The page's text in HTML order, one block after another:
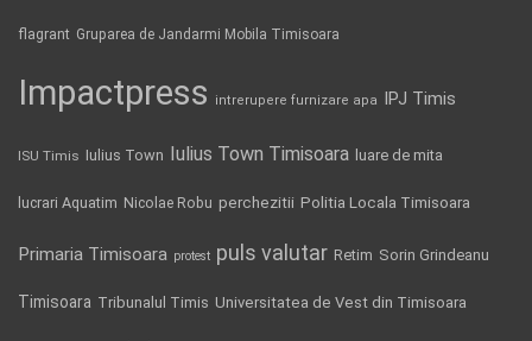
flagrant Gruparea de Jandarmi Mobila Timisoara
Impactpress intrerupere furnizare apa IPJ Timis
ISU Timis Iulius Town Iulius Town Timisoara luare de mita
lucrari Aquatim Nicolae Robu perchezitii Politia Locala Timisoara
Primaria Timisoara protest puls valutar Retim Sorin Grindeanu
Timisoara Tribunalul Timis Universitatea de Vest din Timisoara